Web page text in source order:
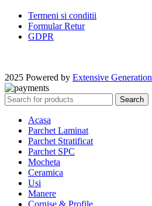
Termeni si conditii
Formular Retur
GDPR
2025 Powered by Extensive Generation
Search
Acasa
Parchet Laminat
Parchet Stratificat
Parchet SPC
Mocheta
Ceramica
Usi
Manere
Cornise & Profile